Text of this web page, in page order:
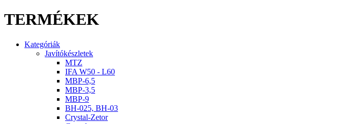
TERMÉKEK
Kategóriák
Javítókészletek
MTZ
IFA W50 - L60
MBP-6,5
MBP-3,5
MBP-9
BH-025, BH-03
Crystal-Zetor